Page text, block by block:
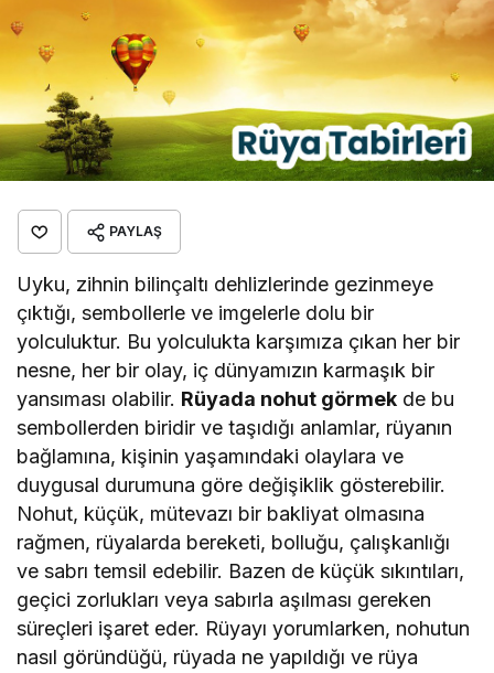
PAYLAŞ
Uyku, zihnin bilinçaltı dehlizlerinde gezinmeye
çıktığı, sembollerle ve imgelerle dolu bir
yolculuktur. Bu yolculukta karşımıza çıkan her bir
nesne, her bir olay, iç dünyamızın karmaşık bir
yansıması olabilir. Rüyada nohut görmek de bu
sembollerden biridir ve taşıdığı anlamlar, rüyanın
bağlamına, kişinin yaşamındaki olaylara ve
duygusal durumuna göre değişiklik gösterebilir.
Nohut, küçük, mütevazı bir bakliyat olmasına
rağmen, rüyalarda bereketi, bolluğu, çalışkanlığı
ve sabrı temsil edebilir. Bazen de küçük sıkıntıları,
geçici zorlukları veya sabırla aşılması gereken
süreçleri işaret eder. Rüyayı yorumlarken, nohutun
nasıl göründüğü, rüyada ne yapıldığı ve rüya